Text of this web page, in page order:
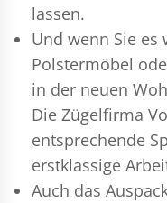
lassen.
Und wenn Sie es
Polstermöbel
in der neuen
Die Zügelfirma
entsprechende
erstklassige
Auch das